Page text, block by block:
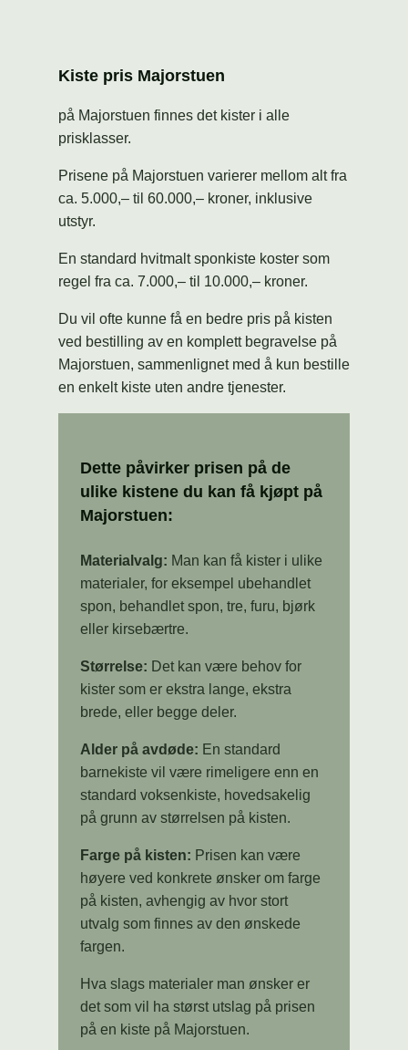
Kiste pris Majorstuen
på Majorstuen finnes det kister i alle
prisklasser.
Prisene på Majorstuen varierer mellom alt fra
ca. 5.000,– til 60.000,– kroner, inklusive
utstyr.
En standard hvitmalt sponkiste koster som
regel fra ca. 7.000,– til 10.000,– kroner.
Du vil ofte kunne få en bedre pris på kisten
ved bestilling av en komplett begravelse på
Majorstuen, sammenlignet med å kun bestille
en enkelt kiste uten andre tjenester.
Dette påvirker prisen på de
ulike kistene du kan få kjøpt på
Majorstuen:
Materialvalg: Man kan få kister i ulike
materialer, for eksempel ubehandlet
spon, behandlet spon, tre, furu, bjørk
eller kirsebærtre.
Størrelse: Det kan være behov for
kister som er ekstra lange, ekstra
brede, eller begge deler.
Alder på avdøde: En standard
barnekiste vil være rimeligere enn en
standard voksenkiste, hovedsakelig
på grunn av størrelsen på kisten.
Farge på kisten: Prisen kan være
høyere ved konkrete ønsker om farge
på kisten, avhengig av hvor stort
utvalg som finnes av den ønskede
fargen.
Hva slags materialer man ønsker er
det som vil ha størst utslag på prisen
på en kiste på Majorstuen.